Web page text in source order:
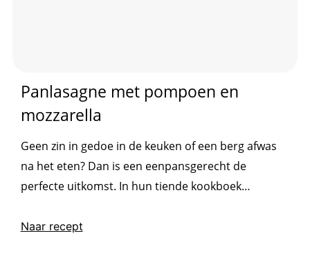
Panlasagne met pompoen en
mozzarella
Geen zin in gedoe in de keuken of een berg afwas
na het eten? Dan is een eenpansgerecht de
perfecte uitkomst. In hun tiende kookboek
delen Jennifer en Sven vijftig recepten die je
Naar recept